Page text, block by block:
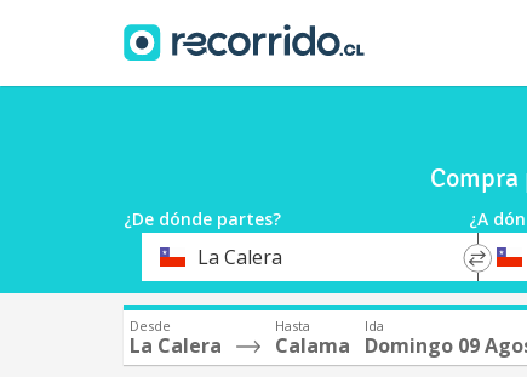
¿De dónde partes? ¿A
OrigenLa Calera
*
Desde
La Calera
Hasta
Calama
Ida
Domingo 09